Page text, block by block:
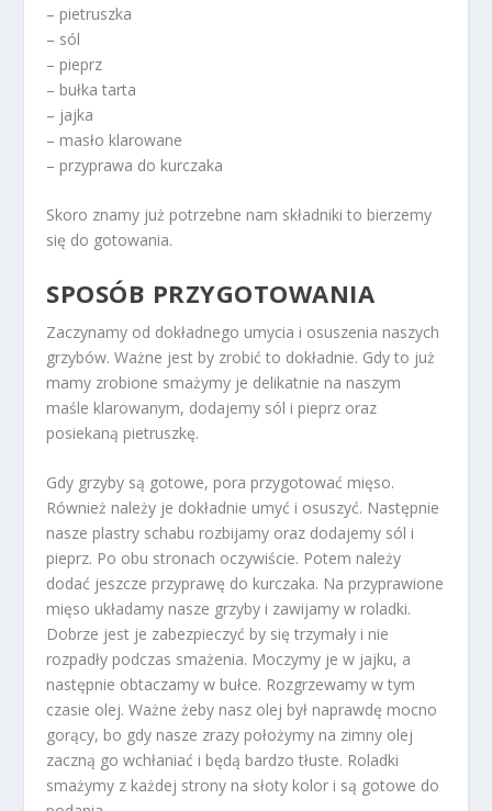
– pietruszka
– sól
– pieprz
– bułka tarta
– jajka
– masło klarowane
– przyprawa do kurczaka
Skoro znamy już potrzebne nam składniki to bierzemy
się do gotowania.
SPOSÓB PRZYGOTOWANIA
Zaczynamy od dokładnego umycia i osuszenia naszych
grzybów. Ważne jest by zrobić to dokładnie. Gdy to już
mamy zrobione smażymy je delikatnie na naszym
maśle klarowanym, dodajemy sól i pieprz oraz
posiekaną pietruszkę.
Gdy grzyby są gotowe, pora przygotować mięso.
Również należy je dokładnie umyć i osuszyć. Następnie
nasze plastry schabu rozbijamy oraz dodajemy sól i
pieprz. Po obu stronach oczywiście. Potem należy
dodać jeszcze przyprawę do kurczaka. Na przyprawione
mięso układamy nasze grzyby i zawijamy w roladki.
Dobrze jest je zabezpieczyć by się trzymały i nie
rozpadły podczas smażenia. Moczymy je w jajku, a
następnie obtaczamy w bułce. Rozgrzewamy w tym
czasie olej. Ważne żeby nasz olej był naprawdę mocno
gorący, bo gdy nasze zrazy położymy na zimny olej
zaczną go wchłaniać i będą bardzo tłuste. Roladki
smażymy z każdej strony na słoty kolor i są gotowe do